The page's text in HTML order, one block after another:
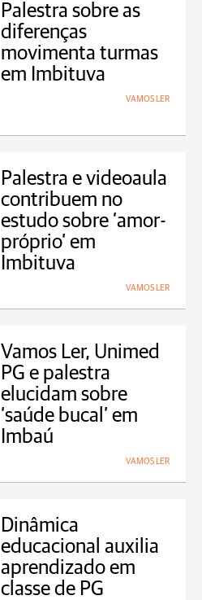
Palestra sobre as
diferenças
movimenta turmas
em Imbituva
VAMOS LER
Palestra e videoaula
contribuem no
estudo sobre ‘amor-
próprio’ em
Imbituva
VAMOS LER
Vamos Ler, Unimed
PG e palestra
elucidam sobre
‘saúde bucal’ em
Imbaú
VAMOS LER
Dinâmica
educacional auxilia
aprendizado em
classe de PG